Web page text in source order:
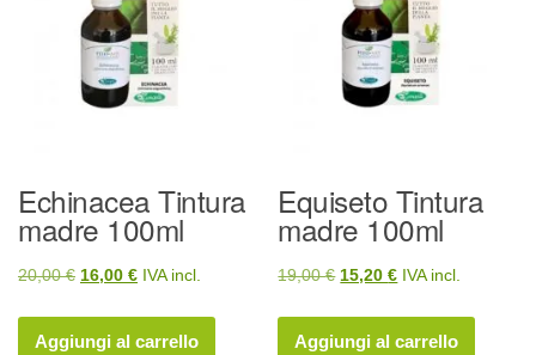
Echinacea Tintura
madre 100ml
20,00€ Il
originale
16,00 €Il
attuale
IVA incl.
Aggiungi al carrello
Equiseto Tintura
madre 100ml
19,00€ Il
originale
15,20€Il
attuale
IVA incl.
Aggiungi al carrello